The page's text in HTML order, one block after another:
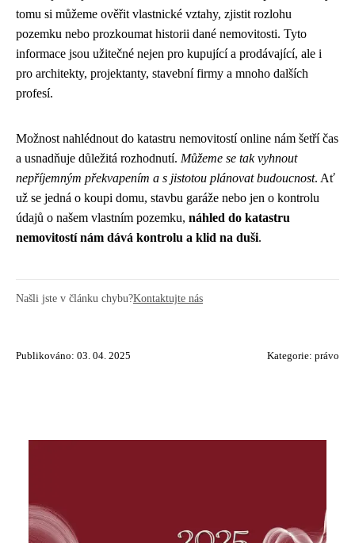
tomu si můžeme ověřit vlastnické vztahy, zjistit rozlohu
pozemku nebo prozkoumat historii dané nemovitosti. Tyto
informace jsou užitečné nejen pro kupující a prodávající, ale i
pro architekty, projektanty, stavební firmy a mnoho dalších
profesí.
Možnost nahlédnout do katastru nemovitostí online nám šetří čas
a usnadňuje důležitá rozhodnutí. Můžeme se tak vyhnout
nepříjemným překvapením a s jistotou plánovat budoucnost. Ať
už se jedná o koupi domu, stavbu garáže nebo jen o kontrolu
údajů o našem vlastním pozemku, náhled do katastru
nemovitostí nám dává kontrolu a klid na duši.
Našli jste v článku chybu?Kontaktujte nás
Publikováno: 03. 04. 2025 Kategorie: právo